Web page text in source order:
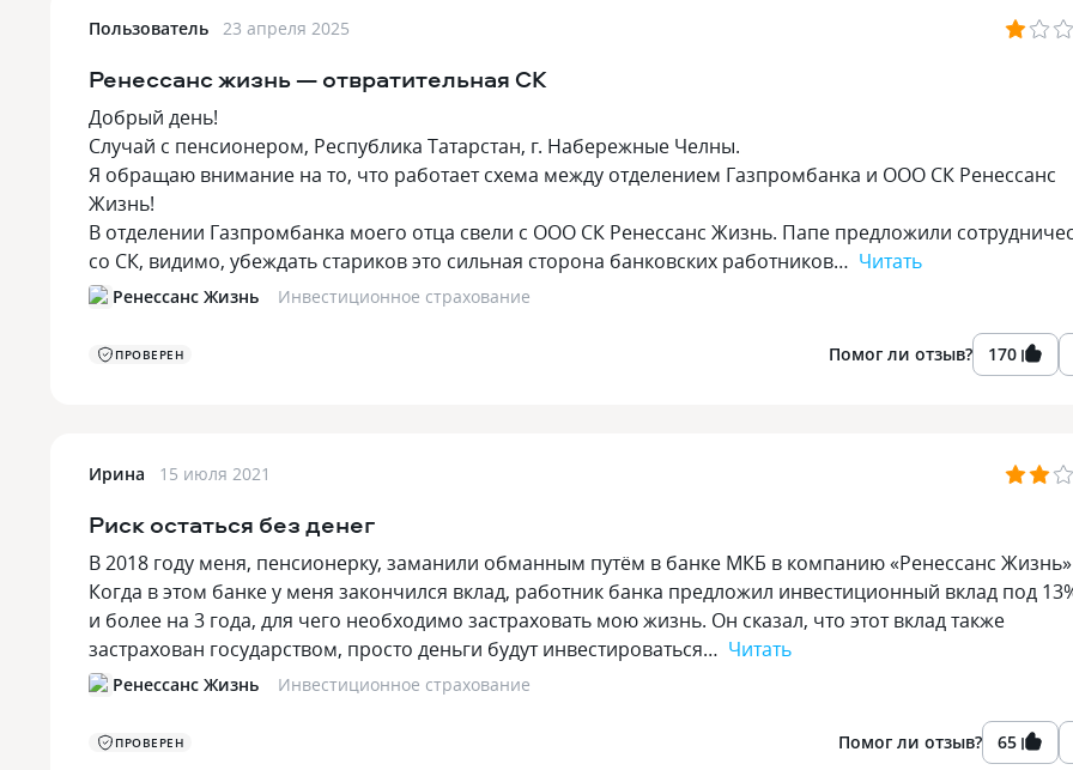
Пользователь 23 апреля 2025
Ренессанс жизнь — отвратительная СК
Добрый день!
Случай с пенсионером, Республика Татарстан, г. Набережные Челны.
Я обращаю внимание на то, что работает схема между отделением Газпромбанка и ООО СК Ренессанс
Жизнь!
В отделении Газпромбанка моего отца свели с ООО СК Ренессанс Жизнь. Папе предложили
со СК, видимо, убеждать стариков это сильная сторона банковских работников… Читать
Ренессанс Жизнь Инвестиционное страхование
ПРОВЕРЕН Помог ли отзыв? 170
Ирина 15 июля 2021
Риск остаться без денег
В 2018 году меня, пенсионерку, заманили обманным путём в банке МКБ в компанию «Ренессанс
Когда в этом банке у меня закончился вклад, работник банка предложил инвестиционный вклад под
и более на 3 года, для чего необходимо застраховать мою жизнь. Он сказал, что этот вклад также
застрахован государством, просто деньги будут инвестироваться… Читать
Ренессанс Жизнь Инвестиционное страхование
ПРОВЕРЕН Помог ли отзыв? 65